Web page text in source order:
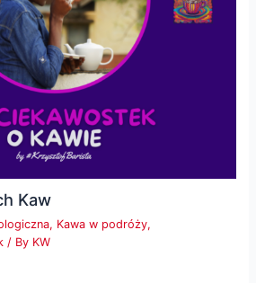
Kaw
, Kawa w podróży,
/ By KW